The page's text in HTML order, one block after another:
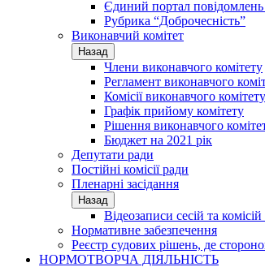
Єдиний портал повідомлень
Рубрика “Доброчесність”
Виконавчий комітет
Назад
Члени виконавчого комітету
Регламент виконавчого
Комісії виконавчого комітету
Графік прийому комітету
Рішення виконавчого
Бюджет на 2021 рік
Депутати ради
Постійні комісії ради
Пленарні засідання
Назад
Відеозаписи сесій та
Нормативне забезпечення
Реєстр судових рішень, де
НОРМОТВОРЧА ДІЯЛЬНІСТЬ